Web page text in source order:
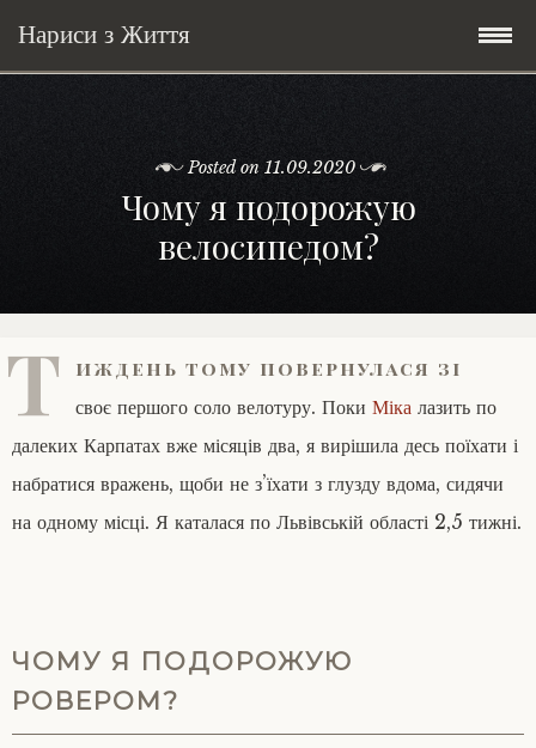
Нариси з Життя
Велосипедні історії у країні
Історії з Бразилії
Соло автостоп
Мандри
Екологія
Освіта і виховання
Війна
Всякого по трохи
Зламана рука
Поезія
Мої творіння
Книги
Posts in English
poetry
My Speeches/Мої промови
Home/Додомцю
Posted on11.09.2020
Чому я подорожую
велосипедом?
Т иждень тому повернулася зі
своє першого соло велотуру. Поки Міка лазить по
далеких Карпатах вже місяців два, я вирішила десь поїхати і
набратися вражень, щоби не з’їхати з глузду вдома, сидячи
на одному місці. Я каталася по Львівській області 2,5 тижні.
ЧОМУ Я ПОДОРОЖУЮ
РОВЕРОМ?